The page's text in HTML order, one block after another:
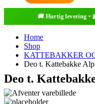
Home
Shop
KATTEBAKKER
Deo t. Kattebakke
Deo t.